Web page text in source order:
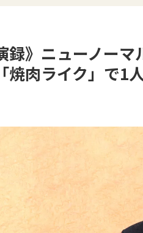
録》ニューノー
焼肉ライク」で1